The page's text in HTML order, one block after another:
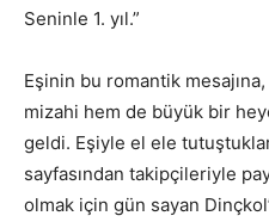
Seninle 1. yıl.”
Eşinin bu romantik
mizahi hem de büyük bir
geldi. Eşiyle el ele
sayfasından takipçileriyle
olmak için gün sayan